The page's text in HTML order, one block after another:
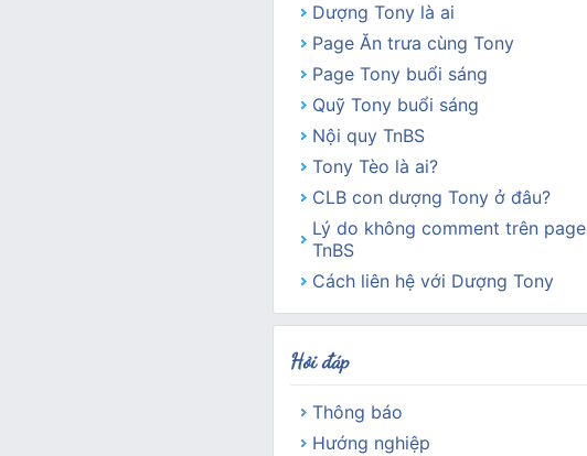
Dượng Tony là ai
Page Ăn trưa cùng Tony
Page Tony buổi sáng
Quỹ Tony buổi sáng
Nội quy TnBS
Tony Tèo là ai?
CLB con dượng Tony ở đâu?
Lý do không comment trên page
TnBS
Cách liên hệ với Dượng Tony
Hỏi đáp
Thông báo
Hướng nghiệp